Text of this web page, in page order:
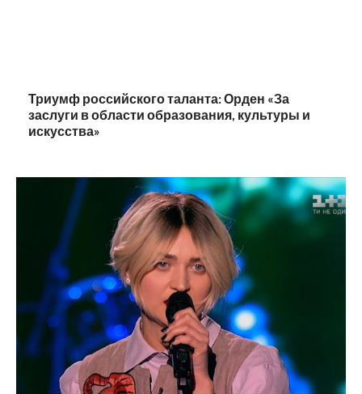
Триумф российского таланта: Орден «За
заслуги в области образования, культуры и
искусства»